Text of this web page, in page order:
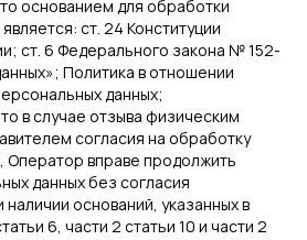
основанием для обработки
ст. 24 Конституции
ст. 6 Федерального закона № 152-
Политика в отношении
данных;
в случае отзыва физическим
согласия на обработку
Оператор вправе продолжить
данных без согласия
оснований, указанных в
6, части 2 статьи 10 и части 2